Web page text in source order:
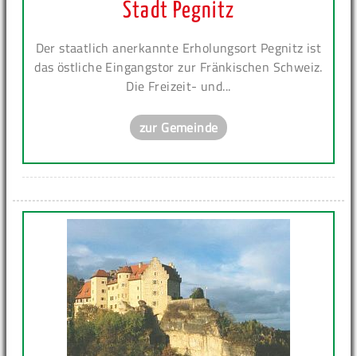
Stadt Pegnitz
Der staatlich anerkannte Erholungsort Pegnitz ist
das östliche Eingangstor zur Fränkischen Schweiz.
Die Freizeit- und...
zur Gemeinde